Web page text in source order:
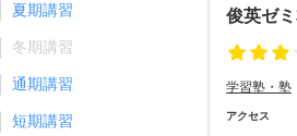
俊英ゼ
学習塾・塾
アクセス
夏期講習
冬期講習
通期講習
短期講習